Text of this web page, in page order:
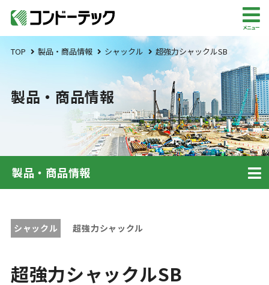
メニュー
TOP 製品・商品情報 シャックル 超強力シャックルSB
製品・商品情報
製品・商品情報
シャックル 超強力シャックル
超強力シャックルSB